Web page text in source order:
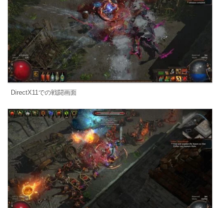
DirectX11での戦闘画面